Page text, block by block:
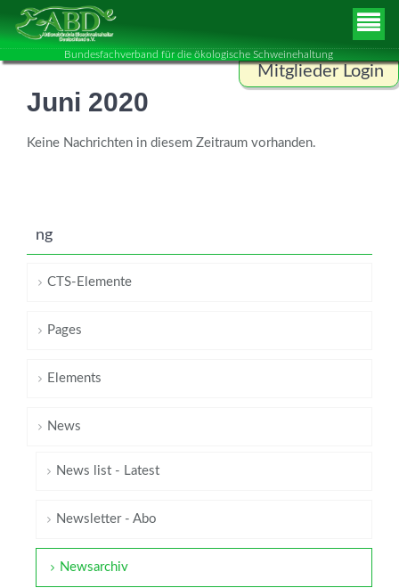
Bundesfachverband für die ökologische Schweinehaltung
Mitglieder Login
ANMELDEN
Juni 2020
Keine Nachrichten in diesem Zeitraum vorhanden.
ng
CTS-Elemente
Pages
Elements
News
News list - Latest
Newsletter - Abo
Newsarchiv